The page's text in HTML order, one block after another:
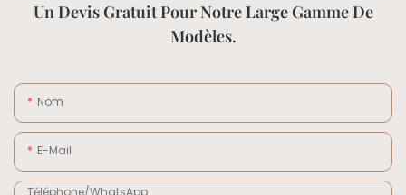
Un Devis Gratuit Pour Notre Large Gamme De
Modèles.
Nom
E-Mail
Téléphone/WhatsApp